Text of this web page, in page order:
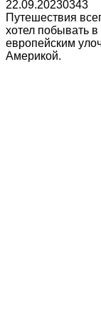
22.09.20230343
Путешествия
хотел побывать
европейским
Америкой.